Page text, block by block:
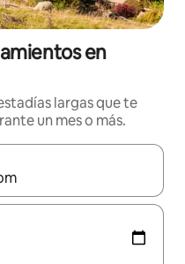
en
largas que te
un mes o más.
navega con las